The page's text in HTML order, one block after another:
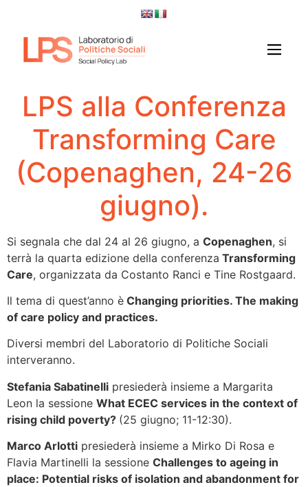
LPS alla Conferenza
Transforming Care
(Copenaghen, 24-26
giugno).
Si segnala che dal 24 al 26 giugno, a Copenaghen, si
terrà la quarta edizione della conferenza Transforming
Care, organizzata da Costanto Ranci e Tine Rostgaard.
Il tema di quest’anno è Changing priorities. The making
of care policy and practices.
Diversi membri del Laboratorio di Politiche Sociali
interveranno.
Stefania Sabatinelli presiederà insieme a Margarita
Leon la sessione What ECEC services in the context of
rising child poverty? (25 giugno; 11-12:30).
Marco Arlotti presiederà insieme a Mirko Di Rosa e
Flavia Martinelli la sessione Challenges to ageing in
place: Potential risks of isolation and abandonment for